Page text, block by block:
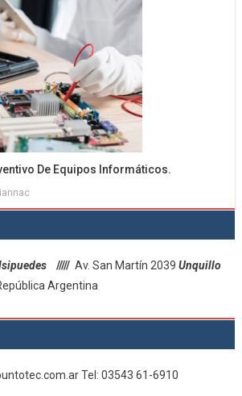
De Equipos Informáticos.
///// Av. San Martín 2039 Unquillo
Argentina
Tel: 03543 61-6910